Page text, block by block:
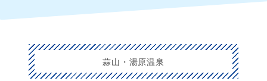
蒜山・湯原温泉